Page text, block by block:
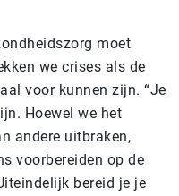
moet
we crises als de
voor kunnen zijn. “Je
Hoewel we het
andere uitbraken,
voorbereiden op de
bereid je je